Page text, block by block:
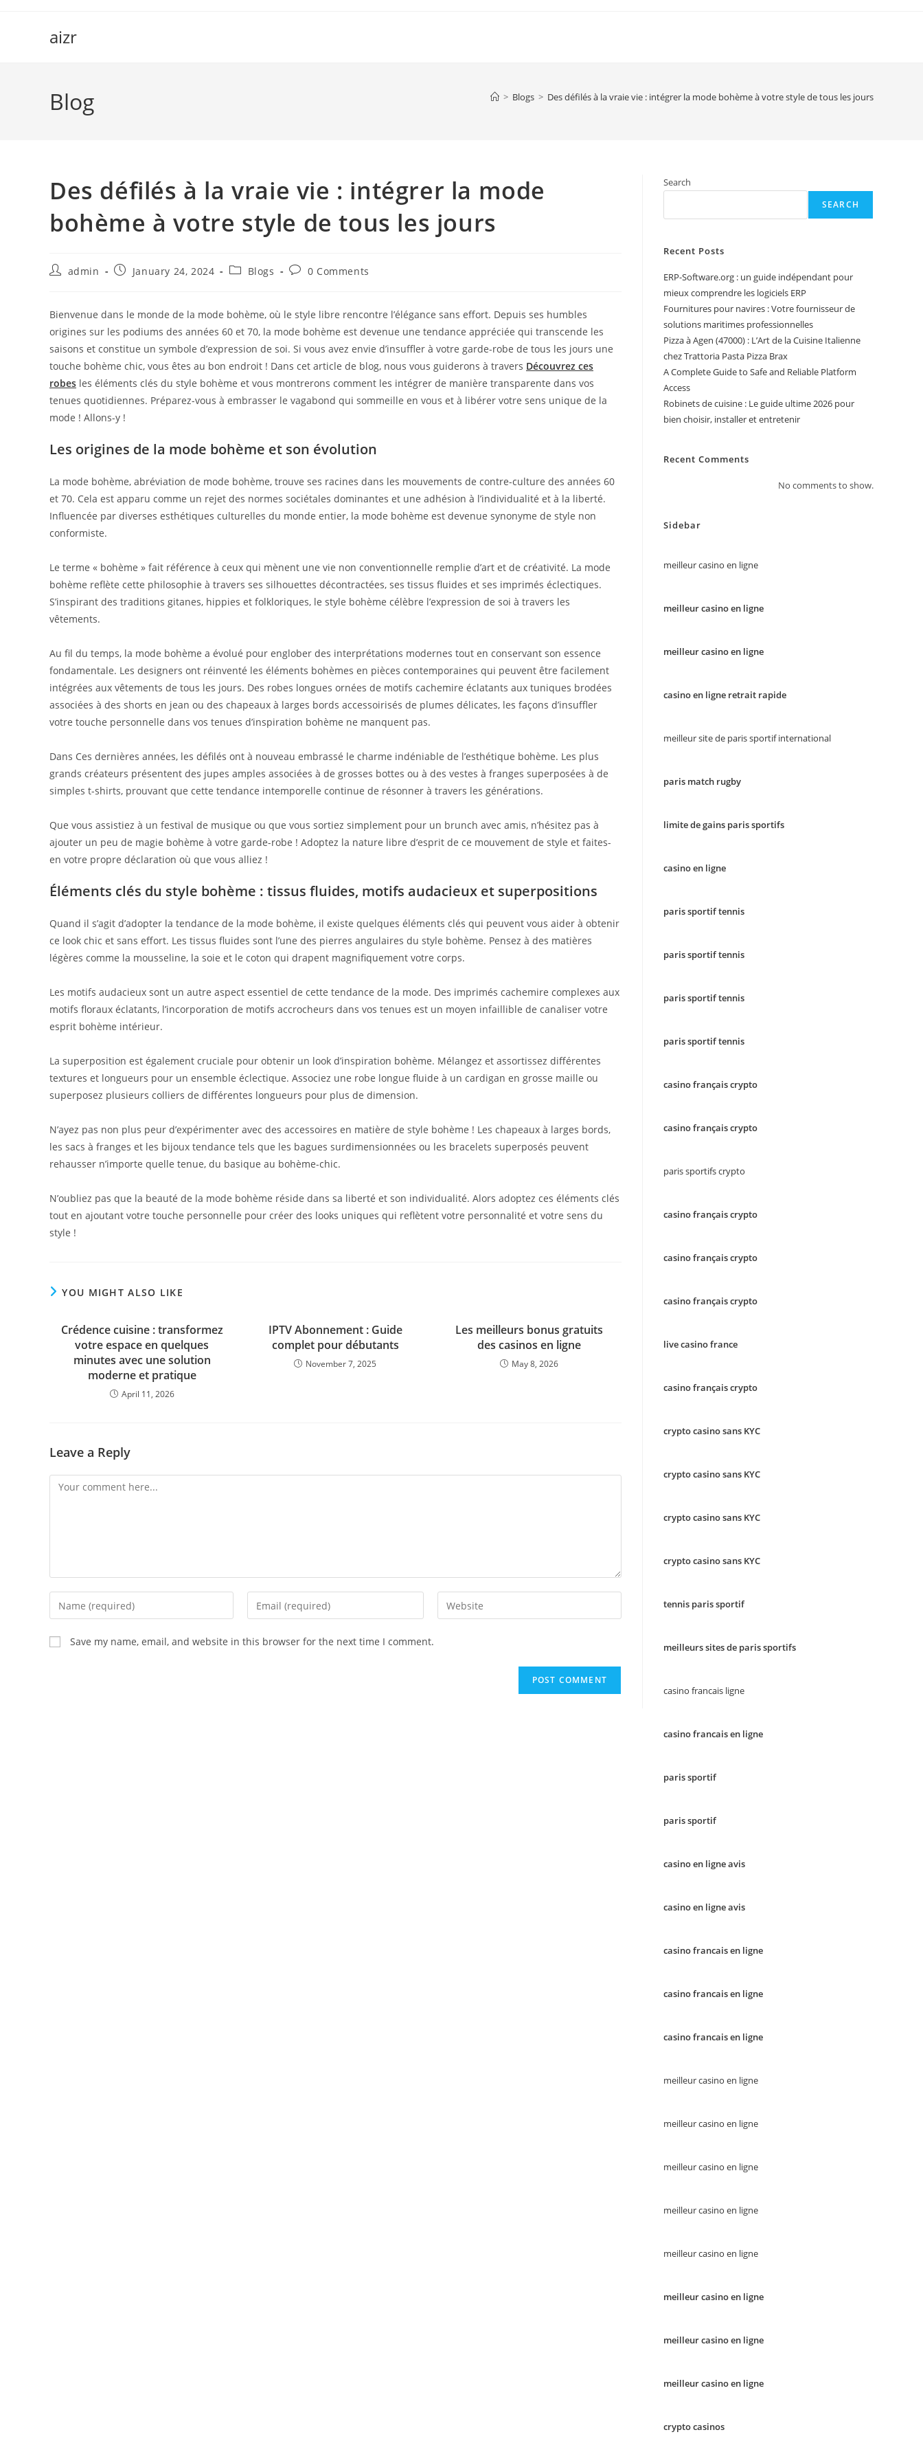
aizr
Blog > Blogs > Des défilés à la vraie vie : intégrer la mode bohème à votre style de tous les jours
Des défilés à la vraie vie : intégrer la mode
bohème à votre style de tous les jours
Postadmin
PostJanuary 24, 2024
PostBlogs
Post0 Comments
Bienvenue dans le monde de la mode bohème, où le style libre rencontre l’élégance sans effort. Depuis ses humbles
origines sur les podiums des années 60 et 70, la mode bohème est devenue une tendance appréciée qui transcende les
saisons et constitue un symbole d’expression de soi. Si vous avez envie d’insuffler à votre garde-robe de tous les jours une
touche bohème chic, vous êtes au bon endroit ! Dans cet article de blog, nous vous guiderons à travers Découvrez ces
robes les éléments clés du style bohème et vous montrerons comment les intégrer de manière transparente dans vos
tenues quotidiennes. Préparez-vous à embrasser le vagabond qui sommeille en vous et à libérer votre sens unique de la
mode ! Allons-y !
Les origines de la mode bohème et son évolution
La mode bohème, abréviation de mode bohème, trouve ses racines dans les mouvements de contre-culture des années 60
et 70. Cela est apparu comme un rejet des normes sociétales dominantes et une adhésion à l’individualité et à la liberté.
Influencée par diverses esthétiques culturelles du monde entier, la mode bohème est devenue synonyme de style non
conformiste.
Le terme « bohème » fait référence à ceux qui mènent une vie non conventionnelle remplie d’art et de créativité. La mode
bohème reflète cette philosophie à travers ses silhouettes décontractées, ses tissus fluides et ses imprimés éclectiques.
S’inspirant des traditions gitanes, hippies et folkloriques, le style bohème célèbre l’expression de soi à travers les
vêtements.
Au fil du temps, la mode bohème a évolué pour englober des interprétations modernes tout en conservant son essence
fondamentale. Les designers ont réinventé les éléments bohèmes en pièces contemporaines qui peuvent être facilement
intégrées aux vêtements de tous les jours. Des robes longues ornées de motifs cachemire éclatants aux tuniques brodées
associées à des shorts en jean ou des chapeaux à larges bords accessoirisés de plumes délicates, les façons d’insuffler
votre touche personnelle dans vos tenues d’inspiration bohème ne manquent pas.
Dans Ces dernières années, les défilés ont à nouveau embrassé le charme indéniable de l’esthétique bohème. Les plus
grands créateurs présentent des jupes amples associées à de grosses bottes ou à des vestes à franges superposées à de
simples t-shirts, prouvant que cette tendance intemporelle continue de résonner à travers les générations.
Que vous assistiez à un festival de musique ou que vous sortiez simplement pour un brunch avec amis, n’hésitez pas à
ajouter un peu de magie bohème à votre garde-robe ! Adoptez la nature libre d’esprit de ce mouvement de style et faites-
en votre propre déclaration où que vous alliez !
Éléments clés du style bohème : tissus fluides, motifs audacieux et superpositions
Quand il s’agit d’adopter la tendance de la mode bohème, il existe quelques éléments clés qui peuvent vous aider à obtenir
ce look chic et sans effort. Les tissus fluides sont l’une des pierres angulaires du style bohème. Pensez à des matières
légères comme la mousseline, la soie et le coton qui drapent magnifiquement votre corps.
Les motifs audacieux sont un autre aspect essentiel de cette tendance de la mode. Des imprimés cachemire complexes aux
motifs floraux éclatants, l’incorporation de motifs accrocheurs dans vos tenues est un moyen infaillible de canaliser votre
esprit bohème intérieur.
La superposition est également cruciale pour obtenir un look d’inspiration bohème. Mélangez et assortissez différentes
textures et longueurs pour un ensemble éclectique. Associez une robe longue fluide à un cardigan en grosse maille ou
superposez plusieurs colliers de différentes longueurs pour plus de dimension.
N’ayez pas non plus peur d’expérimenter avec des accessoires en matière de style bohème ! Les chapeaux à larges bords,
les sacs à franges et les bijoux tendance tels que les bagues surdimensionnées ou les bracelets superposés peuvent
rehausser n’importe quelle tenue, du basique au bohème-chic.
N’oubliez pas que la beauté de la mode bohème réside dans sa liberté et son individualité. Alors adoptez ces éléments clés
tout en ajoutant votre touche personnelle pour créer des looks uniques qui reflètent votre personnalité et votre sens du
style !
YOU MIGHT ALSO LIKE
Crédence cuisine : transformez
votre espace en quelques
minutes avec une solution
moderne et pratique
April 11, 2026
IPTV Abonnement : Guide
complet pour débutants
November 7, 2025
Les meilleurs bonus gratuits
des casinos en ligne
May 8, 2026
Leave a Reply
Comment
Enter
your
name
or
Enter
your
Enter
your
Save my name, email, and website in this browser for the next time I comment.
Search
SEARCH
Recent Posts
ERP-Software.org : un guide indépendant pour
mieux comprendre les logiciels ERP
Fournitures pour navires : Votre fournisseur de
solutions maritimes professionnelles
Pizza à Agen (47000) : L’Art de la Cuisine Italienne
chez Trattoria Pasta Pizza Brax
A Complete Guide to Safe and Reliable Platform
Access
Robinets de cuisine : Le guide ultime 2026 pour
bien choisir, installer et entretenir
Recent Comments
No comments to show.
Sidebar
meilleur casino en ligne
meilleur casino en ligne
meilleur casino en ligne
casino en ligne retrait rapide
meilleur site de paris sportif international
paris match rugby
limite de gains paris sportifs
casino en ligne
paris sportif tennis
paris sportif tennis
paris sportif tennis
paris sportif tennis
casino français crypto
casino français crypto
paris sportifs crypto
casino français crypto
casino français crypto
casino français crypto
live casino france
casino français crypto
crypto casino sans KYC
crypto casino sans KYC
crypto casino sans KYC
crypto casino sans KYC
tennis paris sportif
meilleurs sites de paris sportifs
casino francais ligne
casino francais en ligne
paris sportif
paris sportif
casino en ligne avis
casino en ligne avis
casino francais en ligne
casino francais en ligne
casino francais en ligne
meilleur casino en ligne
meilleur casino en ligne
meilleur casino en ligne
meilleur casino en ligne
meilleur casino en ligne
meilleur casino en ligne
meilleur casino en ligne
meilleur casino en ligne
crypto casinos